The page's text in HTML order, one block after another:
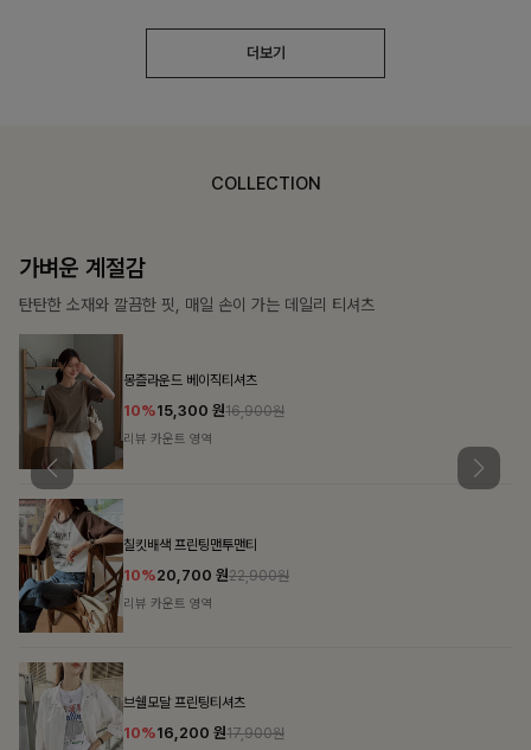
더보기
COLLECTION
가장 쉬운 코디
특별한 날부터 일상까지 함께하는 룩